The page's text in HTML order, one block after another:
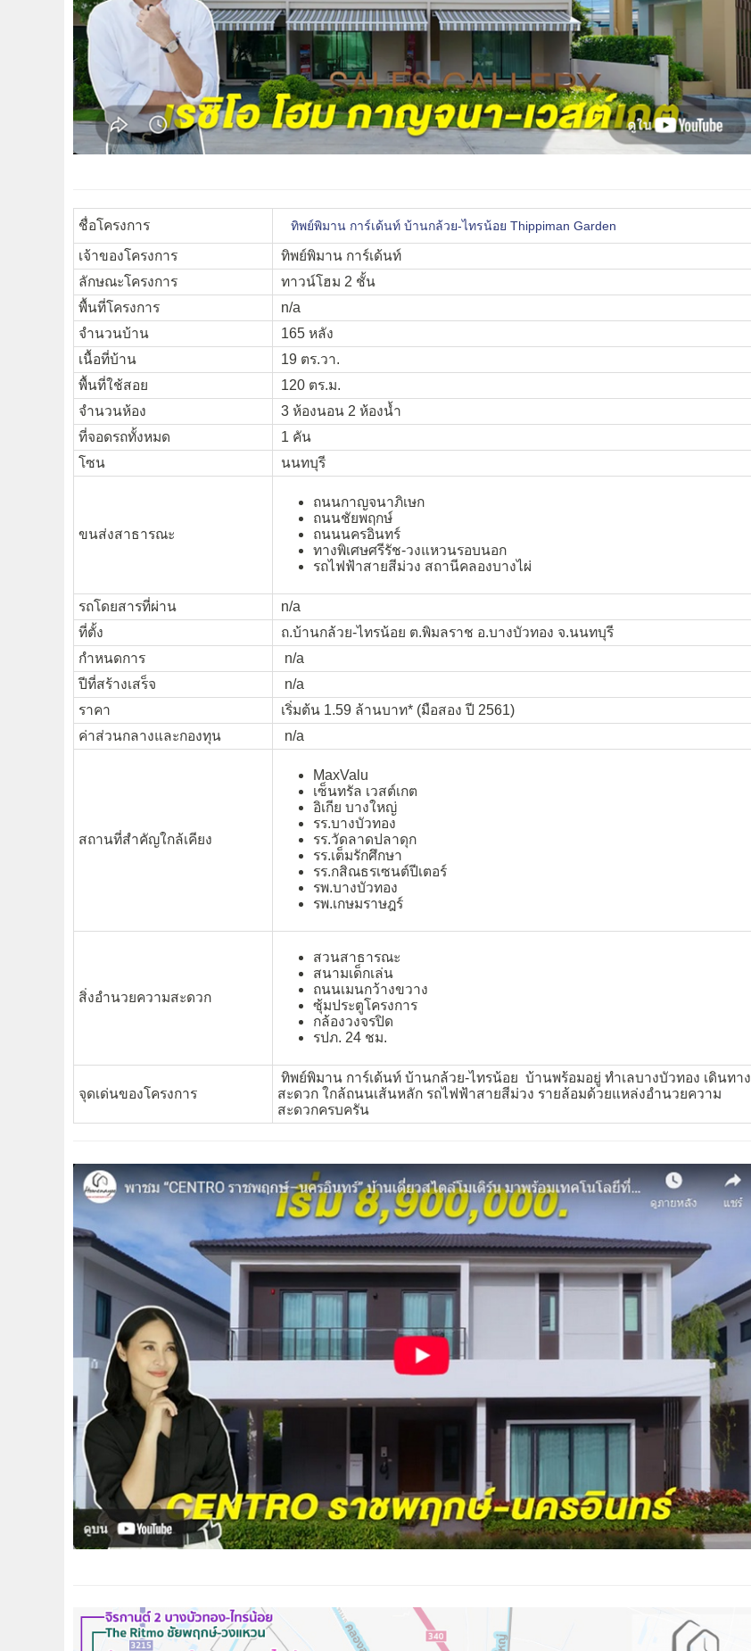
ชื่อโครงการ ทิพย์พิมาน การ์เด้นท์ บ้านกล้วย-ไทรน้อย Thippiman Garden
เจ้าของโครงการ
ทิพย์พิมาน การ์เด้นท์
ลักษณะโครงการ
ทาวน์โฮม 2 ชั้น
พื้นที่โครงการ
n/a
จำนวนบ้าน
165 หลัง
เนื้อที่บ้าน
19 ตร.วา.
พื้นที่ใช้สอย
120 ตร.ม.
จำนวนห้อง
3 ห้องนอน 2 ห้องน้ำ
ที่จอดรถทั้งหมด
1 คัน
โซน
นนทบุรี
ขนส่งสาธารณะ
ถนนกาญจนาภิเษก
ถนนชัยพฤกษ์
ถนนนครอินทร์
ทางพิเศษศรีรัช-วงแหวนรอบนอก
รถไฟฟ้าสายสีม่วง สถานีคลองบางไผ่
รถโดยสารที่ผ่าน
n/a
ที่ตั้ง
ถ.บ้านกล้วย-ไทรน้อย ต.พิมลราช อ.บางบัวทอง จ.นนทบุรี
กำหนดการ
n/a
ปีที่สร้างเสร็จ
n/a
ราคา
เริ่มต้น 1.59 ล้านบาท* (มือสอง ปี 2561)
ค่าส่วนกลางและกองทุน
n/a
สถานที่สำคัญใกล้เคียง
MaxValu
เซ็นทรัล เวสต์เกต
อิเกีย บางใหญ่
รร.บางบัวทอง
รร.วัดลาดปลาดุก
รร.เต็มรักศึกษา
รร.กสิณธรเซนต์ปีเตอร์
รพ.บางบัวทอง
รพ.เกษมราษฎร์
สิ่งอำนวยความสะดวก
สวนสาธารณะ
สนามเด็กเล่น
ถนนเมนกว้างขวาง
ซุ้มประตูโครงการ
กล้องวงจรปิด
รปภ. 24 ชม.
จุดเด่นของโครงการ
ทิพย์พิมาน การ์เด้นท์ บ้านกล้วย-ไทรน้อย บ้านพร้อมอยู่ ทำเลบางบัวทอง เดินทาง
สะดวก ใกล้ถนนเส้นหลัก รถไฟฟ้าสายสีม่วง รายล้อมด้วยแหล่งอำนวยความ
สะดวกครบครัน